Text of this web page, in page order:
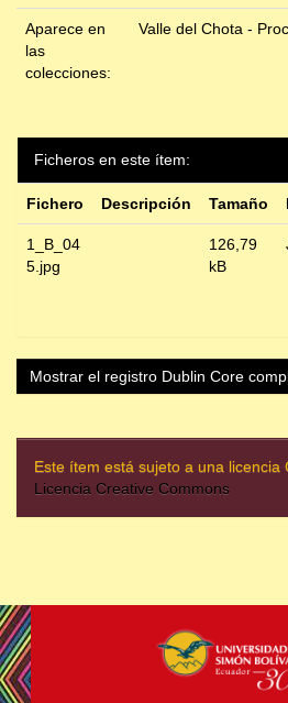
Aparece en
las
colecciones:
Valle del Chota -
Ficheros en este ítem:
Fichero Descripción Tamaño
1_B_04
5.jpg
126,79
kB
Mostrar el registro Dublin Core
Este ítem está sujeto a una licencia
Licencia Creative Commons